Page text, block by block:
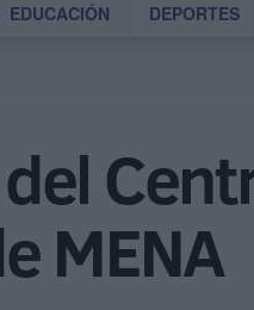
EDUCACIÓN DEPORTES
MENA